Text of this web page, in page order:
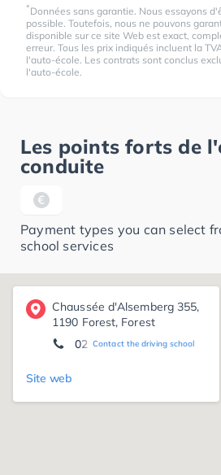
*Données sans garantie. Nous essayons
possible. Toutefois, nous ne pouvons
disponible sur ce site Web est exact,
erreur. Tous les prix indiqués incluent la
l'auto-école. Les contrats sont conclus
l'auto-école.
Les points forts de
conduite
Payment types you can select
school services
Chaussée d'Alsemberg 355,
1190 Forest, Forest
Contact the driving school
02 345 19 18
Site web